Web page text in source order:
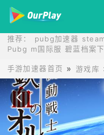
推荐： pubg加速器
Pubg m国际服 碧蓝档案
手游加速器首页 游戏库